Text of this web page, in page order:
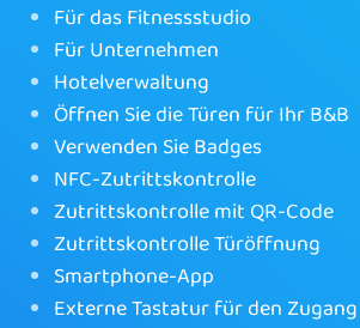
Für das Fitnessstudio
Für Unternehmen
Hotelverwaltung
Öffnen Sie die Türen für Ihr B&B
Verwenden Sie Badges
NFC-Zutrittskontrolle
Zutrittskontrolle mit QR-Code
Zutrittskontrolle Türöffnung
Smartphone-App
Externe Tastatur für den Zugang